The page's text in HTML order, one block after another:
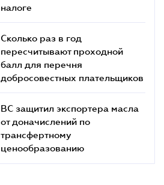
налоге
Сколько раз в год
пересчитывают проходной
балл для перечня
добросовестных плательщиков
ВС защитил экспортера масла
от доначислений по
трансфертному
ценообразованию